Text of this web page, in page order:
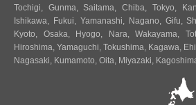
Tochigi
Gunma Saitama ,Chiba Tokyo
Ishikawa
Fukui, Yamanashi Nagano Gifu
Kyoto
Osaka Hyogo Nara ,Wakayama
Hiroshima Yamaguchi Tokushima Kagawa
Nagasaki Kumamoto Oita Miyazaki